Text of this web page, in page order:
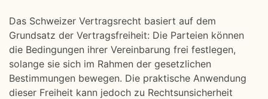
Das Schweizer Vertragsrecht basiert auf dem
Grundsatz der Vertragsfreiheit: Die Parteien können
die Bedingungen ihrer Vereinbarung frei festlegen,
solange sie sich im Rahmen der gesetzlichen
Bestimmungen bewegen. Die praktische Anwendung
dieser Freiheit kann jedoch zu Rechtsunsicherheit